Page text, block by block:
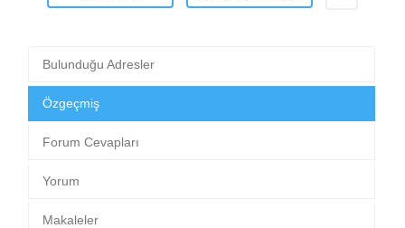
Bulunduğu Adresler
Özgeçmiş
Forum Cevapları
Yorum
Makaleler